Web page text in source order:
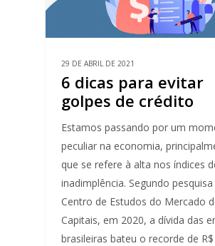
29 DE ABRIL DE 2021
6 dicas para evitar
golpes de crédito
Estamos passando por um
peculiar na economia,
que se refere à alta nos índices
inadimplência. Segundo
Centro de Estudos do Mercado
Capitais, em 2020, a dívida das
brasileiras bateu o recorde de